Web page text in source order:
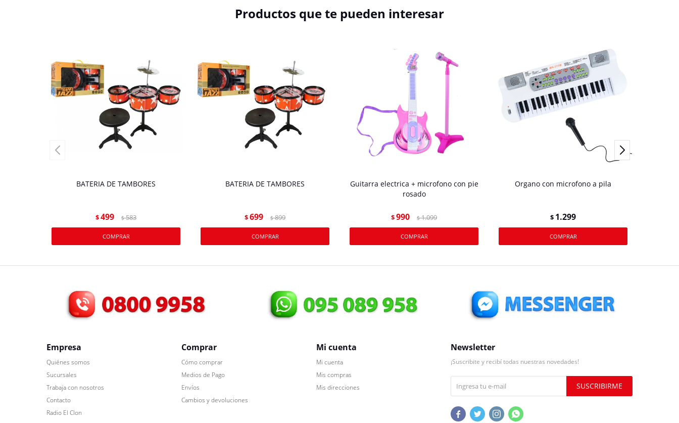
Productos que te pueden interesar
BATERIA DE TAMBORES
$499 $ 583
BATERIA DE TAMBORES
$699 $ 899
Guitarra electrica + microfono con pie
rosado
$990 $ 1.099
Organo con microfono a pila
$ 1.299
Empresa
Quiénes somos
Sucursales
Trabaja con nosotros
Contacto
Radio El Clon
Comprar
Cómo comprar
Medios de Pago
Envíos
Cambios y devoluciones
Mi cuenta
Mi cuenta
Mis compras
Mis direcciones
Newsletter
¡Suscribite y recibí todas nuestras novedades!
SUSCRIBIRME
   